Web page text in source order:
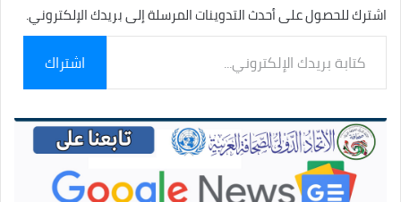
اشترك للحصول على أحدث التدوينات المرسلة إلى بريدك الإلكتروني.
بريدك
الإلكتروني...
اشتراك